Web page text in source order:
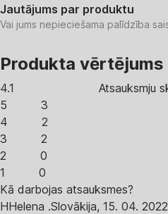
Jautājums par produktu
Vai jums nepieciešama palīdzība
Produkta vērtējums
4.1 Atsauksmju
5
3
4
2
3
2
2
0
1
0
Kā darbojas atsauksmes?
HHelena .Slovākija, 15. 04. 2022